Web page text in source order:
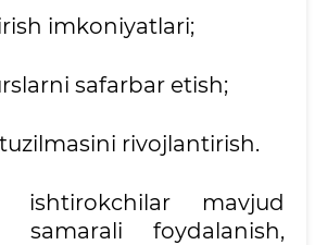
imkoniyatlari;
safarbar etish;
rivojlantirish.
ishtirokchilar mavjud
samarali foydalanish,